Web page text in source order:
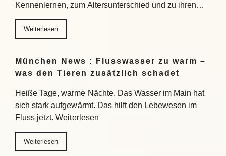
Kennenlernen, zum Altersunterschied und zu ihren…
Weiterlesen
München News : Flusswasser zu warm –
was den Tieren zusätzlich schadet
Heiße Tage, warme Nächte. Das Wasser im Main hat
sich stark aufgewärmt. Das hilft den Lebewesen im
Fluss jetzt. Weiterlesen
Weiterlesen